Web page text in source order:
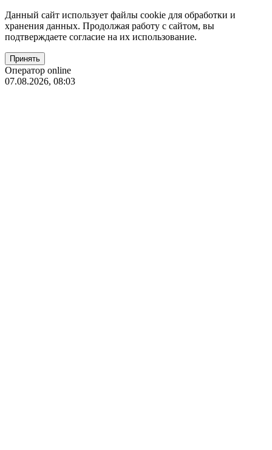
Данный сайт использует файлы coоkie для обработки и
хранения данных. Продолжая работу с сайтом, вы
подтверждаете согласие на их использование.
Оператор online
07.08.2026, 08:03